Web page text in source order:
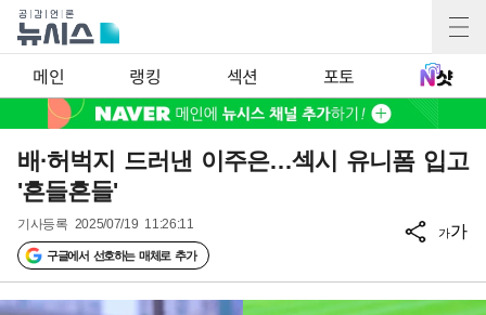
메인 랭킹 섹션 포토
배·허벅지 드러낸 이주은…섹시 유니폼 입고
'흔들흔들'
기사등록 2025/07/19 11:26:11
구글에서 선호하는 매체로 추가
가가